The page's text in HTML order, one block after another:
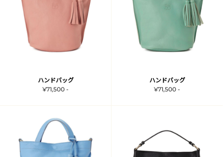
ハンドバッグ
¥71,500 -
ハンドバッグ
¥71,500 -